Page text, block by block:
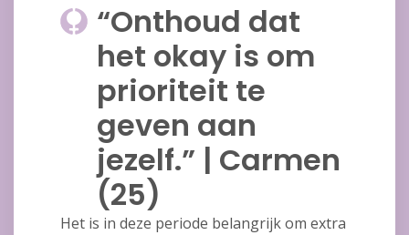
“Onthoud dat
het okay is om
prioriteit te
geven aan
jezelf.” | Carmen
(25)
Het is in deze periode belangrijk om extra